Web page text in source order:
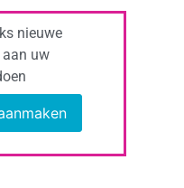
nieuwe
aan uw